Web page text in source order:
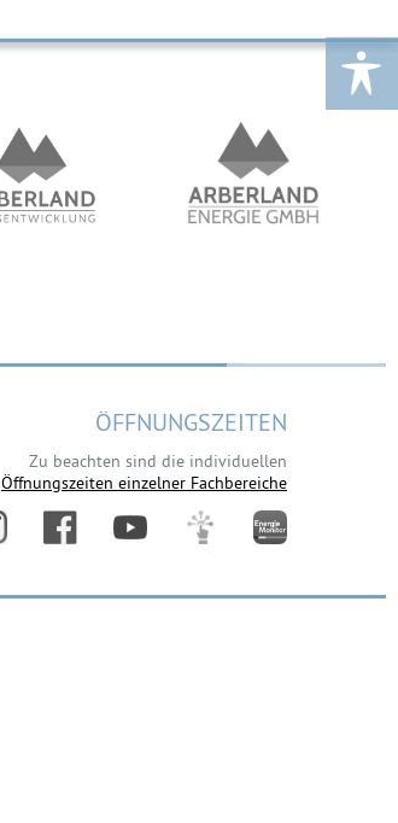
ÖFFNUNGSZEITEN
Zu beachten sind die individuellen
Öffnungszeiten einzelner Fachbereiche